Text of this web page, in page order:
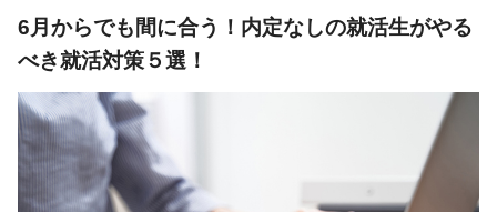
6月からでも間に合う！内定なしの就活生がやる
べき就活対策５選！